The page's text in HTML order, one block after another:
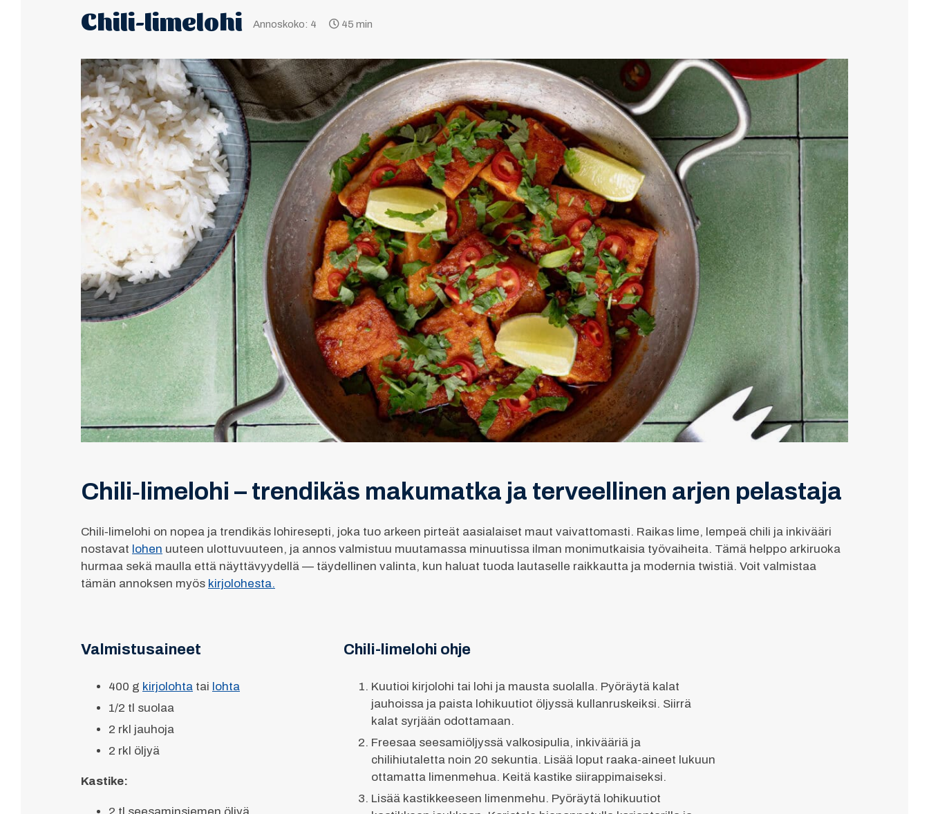
Chili-limelohi Annoskoko: 4 45 min
Chili‑limelohi – trendikäs makumatka ja terveellinen arjen pelastaja
Chili‑limelohi on nopea ja trendikäs lohiresepti, joka tuo arkeen pirteät aasialaiset maut vaivattomasti. Raikas lime, lempeä chili ja inkivääri
nostavat lohen uuteen ulottuvuuteen, ja annos valmistuu muutamassa minuutissa ilman monimutkaisia työvaiheita. Tämä helppo arkiruoka
hurmaa sekä maulla että näyttävyydellä — täydellinen valinta, kun haluat tuoda lautaselle raikkautta ja modernia twistiä. Voit valmistaa
tämän annoksen myös kirjolohesta.
Valmistusaineet
400 g kirjolohta tai lohta
1/2 tl suolaa
2 rkl jauhoja
2 rkl öljyä
Kastike:
Chili-limelohi ohje
Kuutioi kirjolohi tai lohi ja mausta suolalla. Pyöräytä kalat
jauhoissa ja paista lohikuutiot öljyssä kullanruskeiksi. Siirrä
kalat syrjään odottamaan.
Freesaa seesamiöljyssä valkosipulia, inkivääriä ja
chilihiutaletta noin 20 sekuntia. Lisää loput raaka-aineet lukuun
ottamatta limenmehua. Keitä kastike siirappimaiseksi.
Lisää kastikkeeseen limenmehu. Pyöräytä lohikuutiot